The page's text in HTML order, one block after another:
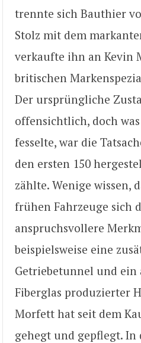
trennte sich Bauthier
Stolz mit dem
verkaufte ihn an Kevin
britischen
Der ursprüngliche
offensichtlich, doch
fesselte, war die
den ersten 150
zählte. Wenige wissen,
frühen Fahrzeuge sich
anspruchsvollere
beispielsweise eine
Getriebetunnel und ein
Fiberglas produzierter
Morfett hat seit dem
gehegt und gepflegt. In